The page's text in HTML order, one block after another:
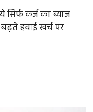
कर्ज का ब्याज
हवाई खर्च पर